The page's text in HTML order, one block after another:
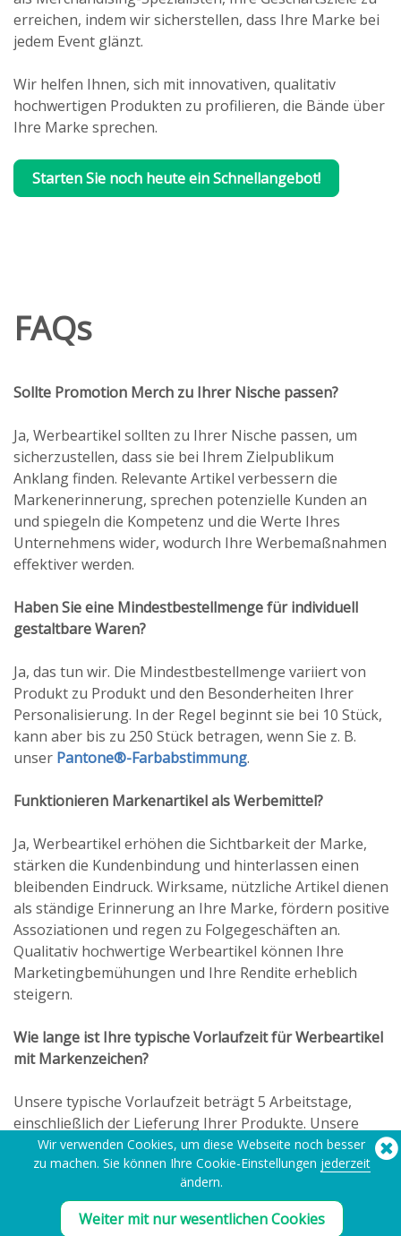
erreichen, indem wir sicherstellen, dass Ihre Marke bei
jedem Event glänzt.
Wir helfen Ihnen, sich mit innovativen, qualitativ
hochwertigen Produkten zu profilieren, die Bände über
Ihre Marke sprechen.
Starten Sie noch heute ein Schnellangebot!
FAQs
Sollte Promotion Merch zu Ihrer Nische passen?
Ja, Werbeartikel sollten zu Ihrer Nische passen, um
sicherzustellen, dass sie bei Ihrem Zielpublikum
Anklang finden. Relevante Artikel verbessern die
Markenerinnerung, sprechen potenzielle Kunden an
und spiegeln die Kompetenz und die Werte Ihres
Unternehmens wider, wodurch Ihre Werbemaßnahmen
effektiver werden.
Haben Sie eine Mindestbestellmenge für individuell
gestaltbare Waren?
Ja, das tun wir. Die Mindestbestellmenge variiert von
Produkt zu Produkt und den Besonderheiten Ihrer
Personalisierung. In der Regel beginnt sie bei 10 Stück,
kann aber bis zu 250 Stück betragen, wenn Sie z. B.
unser Pantone®-Farbabstimmung.
Funktionieren Markenartikel als Werbemittel?
Ja, Werbeartikel erhöhen die Sichtbarkeit der Marke,
stärken die Kundenbindung und hinterlassen einen
bleibenden Eindruck. Wirksame, nützliche Artikel dienen
als ständige Erinnerung an Ihre Marke, fördern positive
Assoziationen und regen zu Folgegeschäften an.
Qualitativ hochwertige Werbeartikel können Ihre
Marketingbemühungen und Ihre Rendite erheblich
steigern.
Wie lange ist Ihre typische Vorlaufzeit für Werbeartikel
mit Markenzeichen?
Unsere typische Vorlaufzeit beträgt 5 Arbeitstage,
einschließlich der Lieferung Ihrer Produkte. Unsere
Vorlaufzeit wird ab dem Zeitpunkt gemessen, an dem
wir alle relevanten Informationen zur Herstellung Ihrer
Wir verwenden Cookies, um diese Webseite noch besser
zu machen. Sie können Ihre Cookie-Einstellungen jederzeit
ändern.
Weiter mit nur wesentlichen Cookies